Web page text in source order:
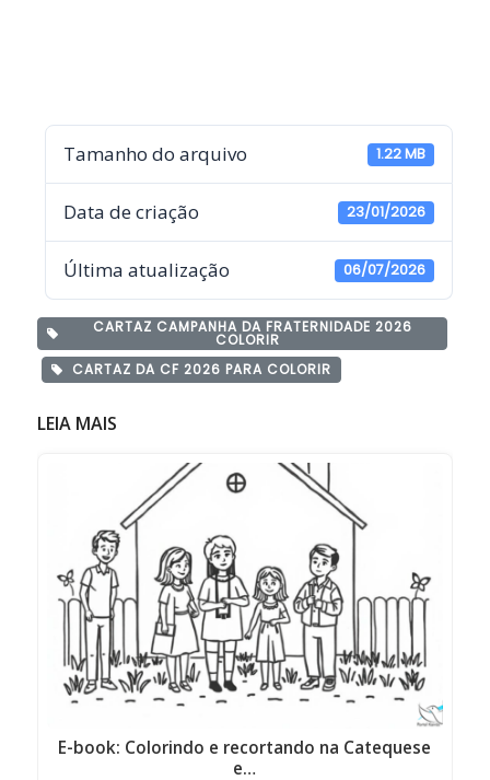
Tamanho do arquivo 1.22 MB
Data de criação 23/01/2026
Última atualização 06/07/2026
CARTAZ CAMPANHA DA FRATERNIDADE 2026
COLORIR
CARTAZ DA CF 2026 PARA COLORIR
LEIA MAIS
E-book: Colorindo e recortando na Catequese
e…